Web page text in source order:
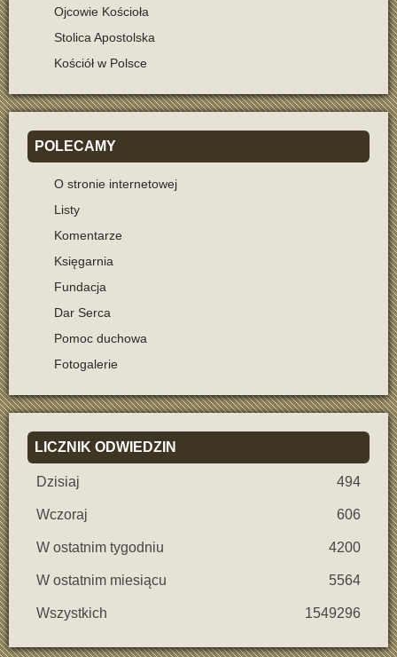
Ojcowie Kościoła
Stolica Apostolska
Kościół w Polsce
POLECAMY
O stronie internetowej
Listy
Komentarze
Księgarnia
Fundacja
Dar Serca
Pomoc duchowa
Fotogalerie
LICZNIK ODWIEDZIN
Dzisiaj 494
Wczoraj 606
W ostatnim tygodniu 4200
W ostatnim miesiącu 5564
Wszystkich 1549296